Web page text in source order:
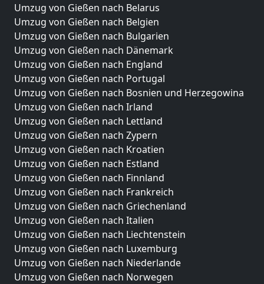
Umzug von Gießen nach Belarus
Umzug von Gießen nach Belgien
Umzug von Gießen nach Bulgarien
Umzug von Gießen nach Dänemark
Umzug von Gießen nach England
Umzug von Gießen nach Portugal
Umzug von Gießen nach Bosnien und Herzegowina
Umzug von Gießen nach Irland
Umzug von Gießen nach Lettland
Umzug von Gießen nach Zypern
Umzug von Gießen nach Kroatien
Umzug von Gießen nach Estland
Umzug von Gießen nach Finnland
Umzug von Gießen nach Frankreich
Umzug von Gießen nach Griechenland
Umzug von Gießen nach Italien
Umzug von Gießen nach Liechtenstein
Umzug von Gießen nach Luxemburg
Umzug von Gießen nach Niederlande
Umzug von Gießen nach Norwegen